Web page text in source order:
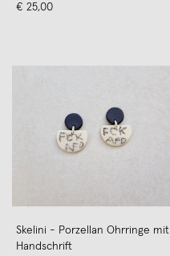
€ 25,00
Skelini - Porzellan Ohrringe mit
Handschrift